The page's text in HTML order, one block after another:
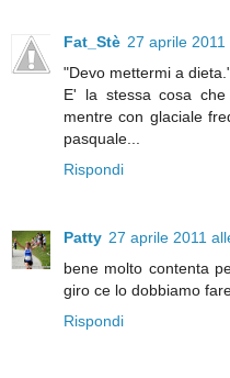
Fat_Stè 27 aprile
"Devo mettermi a
E' la stessa cosa che
mentre con glaciale
pasquale...
Rispondi
Patty 27 aprile 2011
bene molto contenta
giro ce lo dobbiamo
Rispondi